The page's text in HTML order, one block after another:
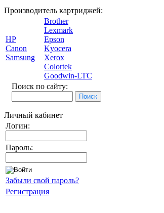
Производитель картриджей:
HP
Canon
Samsung
Brother
Lexmark
Epson
Kyocera
Xerox
Colortek
Goodwin-LTC
Поиск по сайту:
Личный кабинет
Логин:
Пароль:
Забыли свой пароль?
Регистрация